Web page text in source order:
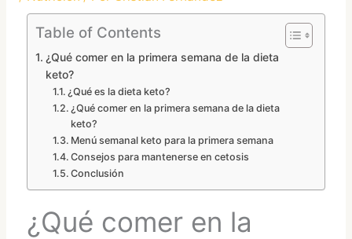
Table of Contents
¿Qué comer en la primera semana de la dieta
keto?
¿Qué es la dieta keto?
¿Qué comer en la primera semana de la dieta
keto?
Menú semanal keto para la primera semana
Consejos para mantenerse en cetosis
Conclusión
¿Qué comer en la